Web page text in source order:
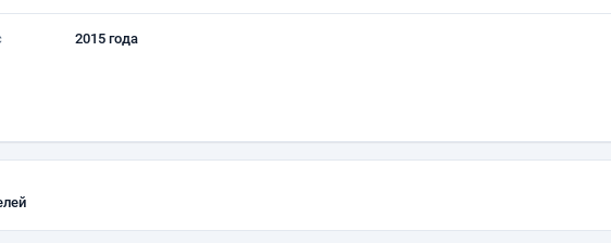
2015 года